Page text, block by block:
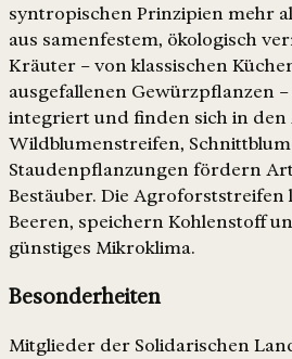
syntropischen Prinzipien mehr
aus samenfestem, ökologisch
Kräuter – von klassischen
ausgefallenen Gewürzpflanzen
integriert und finden sich in
Wildblumenstreifen,
Staudenpflanzungen fördern
Bestäuber. Die Agroforststreifen
Beeren, speichern Kohlenstoff
günstiges Mikroklima.
Besonderheiten
Mitglieder der Solidarischen